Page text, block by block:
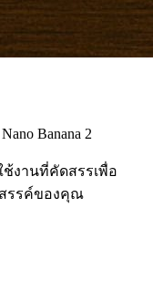
Banana 2
งานที่คัดสรรเพื่อ
สรรค์ของคุณ